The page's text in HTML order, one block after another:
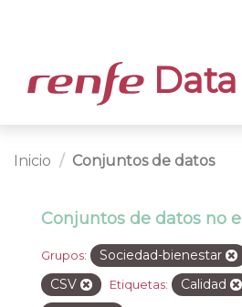
Data
Inicio Conjuntos de datos
Conjuntos de datos no
Grupos: Sociedad-bienestar
CSV Etiquetas: Calidad